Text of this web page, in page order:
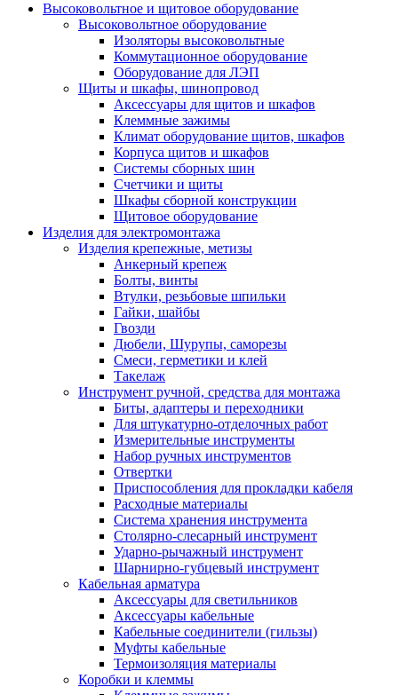
Высоковольтное и щитовое оборудование
Высоковольтное оборудование
Изоляторы высоковольтные
Коммутационное оборудование
Оборудование для ЛЭП
Щиты и шкафы, шинопровод
Аксессуары для щитов и шкафов
Клеммные зажимы
Климат оборудование щитов, шкафов
Корпуса щитов и шкафов
Системы сборных шин
Счетчики и щиты
Шкафы сборной конструкции
Щитовое оборудование
Изделия для электромонтажа
Изделия крепежные, метизы
Анкерный крепеж
Болты, винты
Втулки, резьбовые шпильки
Гайки, шайбы
Гвозди
Дюбели, Шурупы, саморезы
Смеси, герметики и клей
Такелаж
Инструмент ручной, средства для монтажа
Биты, адаптеры и переходники
Для штукатурно-отделочных работ
Измерительные инструменты
Набор ручных инструментов
Отвертки
Приспособления для прокладки кабеля
Расходные материалы
Система хранения инструмента
Столярно-слесарный инструмент
Ударно-рычажный инструмент
Шарнирно-губцевый инструмент
Кабельная арматура
Аксессуары для светильников
Аксессуары кабельные
Кабельные соединители (гильзы)
Муфты кабельные
Термоизоляция материалы
Коробки и клеммы